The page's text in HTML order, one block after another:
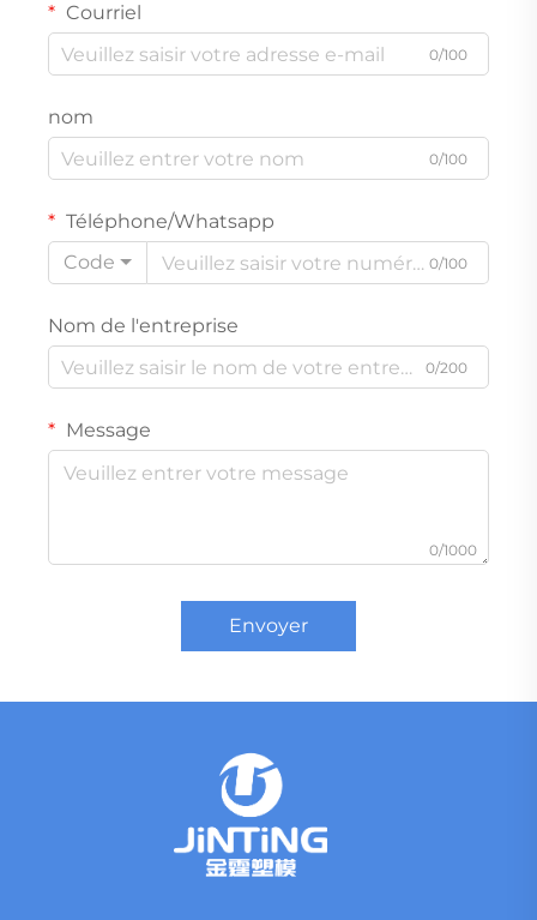
Courriel
0/100
nom
0/100
Téléphone/Whatsapp
Code
0/100
Nom de l'entreprise
0/200
Message
0/1000
Envoyer